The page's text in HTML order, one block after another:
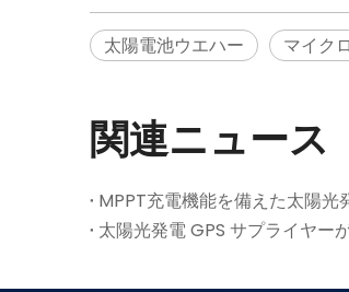
太陽電池ウエハー マイク
関連ニュース
MPPT充電機能を備えた太陽光